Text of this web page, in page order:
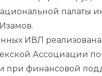
Ассоциации по
при финансовой
(Италия).
Палаты, особую
режим